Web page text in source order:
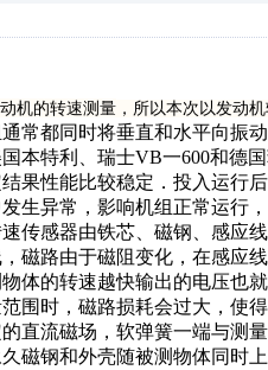
机的转速测量 ，所以本次以发动
常都同时将垂直和水平向振
本特利、瑞士VB一600和德
果性能比较稳定．投入运行
生异常，影响机组正常运行
传感器由铁芯、磁钢、感应
磁路由于磁阻变化，在感应
体的转速越快输出的电压也
围时，磁路损耗会过大，
直流磁场，软弹簧一端与测
磁钢和外壳随被测物体同时